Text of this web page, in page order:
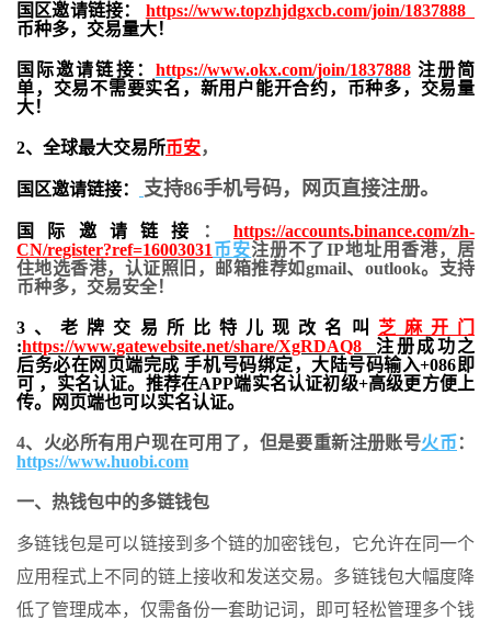
国区邀请链接： https://www.topzhjdgxcb.com/join/1837888
币种多，交易量大！
国际邀请链接： https://www.okx.com/join/1837888注册简
单，交易不需要实名，新用户能开合约， 币种多，交易量
大！
2、全球最大交易所币安，
国区邀请链接： 支持86手机号码，网页直接注册。
国际邀请链接 ：https://accounts.binance.com/zh-
CN/register?ref=16003031 币安注册不了IP地址用香港，居
住地选香港，认证照旧， 邮箱推荐如gmail、outlook。支持
币种多，交易安全！
3、老牌交易所比特儿现改名叫 芝麻开门
:https://www.gatewebsite.net/share/XgRDAQ8
注册成功之
后务必在网页端完成 手机号码绑定，大陆号码输入+086即
可 ，实名认证。推荐在APP端实名认证初级+高级更方便上
传。网页端也可以实名认证。
4、火必所有用户现在可用了，但是要重新注册账号火币 ：
https://www.huobi.com
一、热钱包中的多链钱包
多链钱包是可以链接到多个链的加密钱包，它允许在同一个
应用程式上不同的链上接收和发送交易。多链钱包大幅度降
低了管理成本，仅需备份一套助记词，即可轻松管理多个钱